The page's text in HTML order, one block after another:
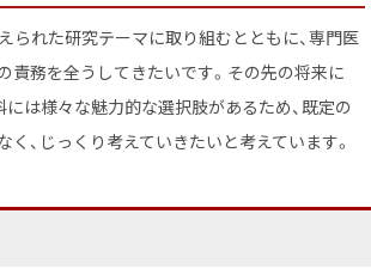
られた研究テーマに取り組むとともに、専門医
責務を全うしてきたいです。その先の将来に
には様々な魅力的な選択肢があるため、既定の
、じっくり考えていきたいと考えています。